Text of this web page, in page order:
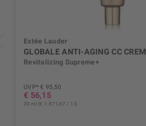
Estée Lauder
GLOBALE ANTI-AGING CC
Revitalizing Supreme+
UVP* € 95,50
€ 56,15
30 ml (€ 1.871,67 / 1 l)